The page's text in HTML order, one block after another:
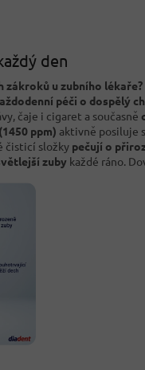
den
zákroků u zubního lékaře?
péči o dospělý
čaje i cigaret a současně
ppm) aktivně posiluje
čisticí složky pečují o
zuby každé ráno.